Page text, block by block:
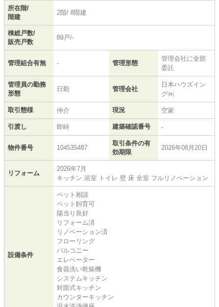
所在階/
階建
2階/ 8階建
棟総戸数/
販売戸数
89戸/-
管理組合有無 - 管理形態
管理会社に全部
委託
管理員の勤務
形態
日勤 管理会社
日本ハウズイン
グ㈱
取引態様 仲介 現況 空家
引渡し 即時 建築確認番号 -
物件番号 104535487
取引条件の有
効期限
2026年08月20日
リフォーム
2026年7月
キッチン 浴室 トイレ 壁 床 全室 フルリノベーション
設備条件
ペット相談
ペット飼育可
陽当り良好
リフォーム済
リノベーション済
フローリング
バルコニー
エレベーター
食器洗い乾燥機
システムキッチン
対面式キッチン
カウンターキッチン